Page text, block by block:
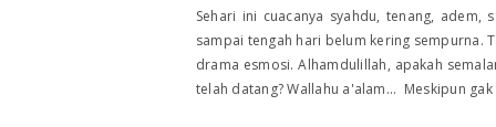
Sehari ini cuacanya syahdu, tenang, adem,
sampai tengah hari belum kering sempurna.
drama esmosi. Alhamdulillah, apakah
telah datang? Wallahu a'alam... Meskipun